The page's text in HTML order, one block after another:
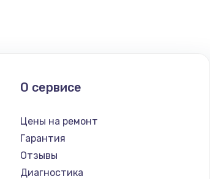
О сервисе
Цены на ремонт
Гарантия
Отзывы
Диагностика